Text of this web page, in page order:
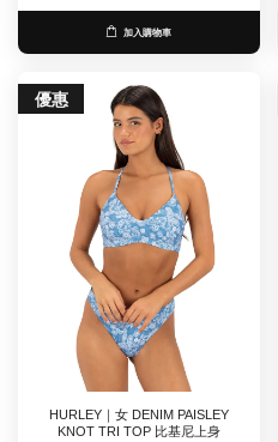
加入購物車
優惠
HURLEY｜女 DENIM PAISLEY
KNOT TRI TOP 比基尼上身